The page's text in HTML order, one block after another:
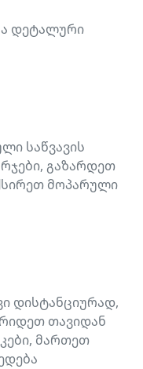
დეტალური
საწვავის
გაზარდეთ
მოპარული
დისტანციურად,
თავიდან
მართეთ